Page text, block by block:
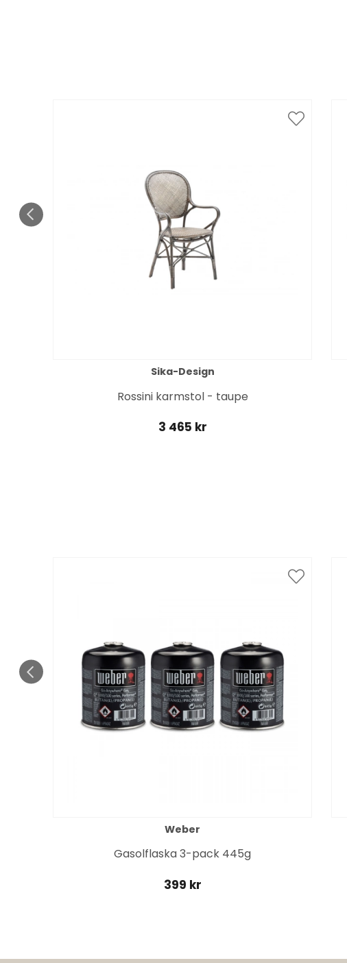
Sika-Design
Rossini karmstol - taupe
3 465 kr
Weber
Gasolflaska 3-pack 445g
399 kr